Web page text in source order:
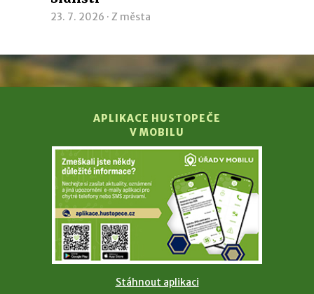
23. 7. 2026 · Z města
APLIKACE HUSTOPEČE
V MOBILU
Stáhnout aplikaci